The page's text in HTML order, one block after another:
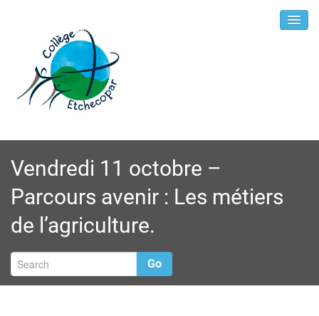
Vendredi 11 octobre –
Parcours avenir : Les métiers
de l’agriculture.
Go